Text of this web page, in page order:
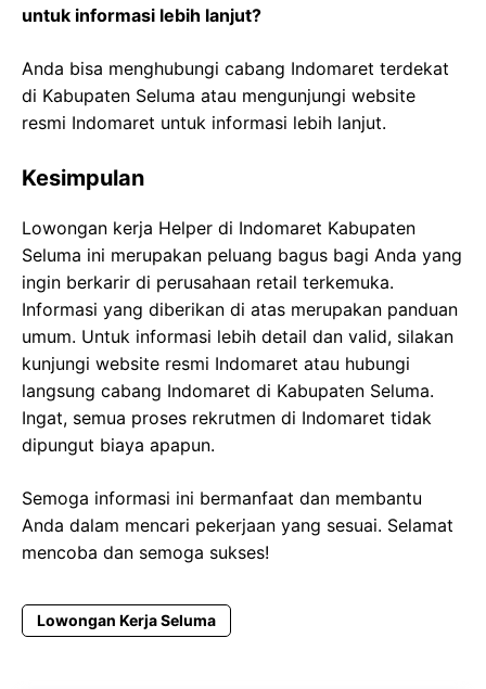
untuk informasi lebih lanjut?
Anda bisa menghubungi cabang Indomaret terdekat
di Kabupaten Seluma atau mengunjungi website
resmi Indomaret untuk informasi lebih lanjut.
Kesimpulan
Lowongan kerja Helper di Indomaret Kabupaten
Seluma ini merupakan peluang bagus bagi Anda yang
ingin berkarir di perusahaan retail terkemuka.
Informasi yang diberikan di atas merupakan panduan
umum. Untuk informasi lebih detail dan valid, silakan
kunjungi website resmi Indomaret atau hubungi
langsung cabang Indomaret di Kabupaten Seluma.
Ingat, semua proses rekrutmen di Indomaret tidak
dipungut biaya apapun.
Semoga informasi ini bermanfaat dan membantu
Anda dalam mencari pekerjaan yang sesuai. Selamat
mencoba dan semoga sukses!
Lowongan Kerja Seluma